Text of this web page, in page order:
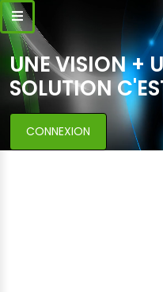
UNE VISION +
SOLUTION
CONNEXION